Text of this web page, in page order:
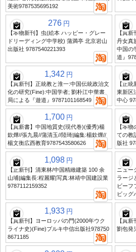
美術9787535695192
276 円
【本物新刊】虫(絵本 ハッピー・グレー
ドリーディング中学校) 蒲満亭 北京岩山
出版社 9787540221393
【真
丹女真
中国の
道』
1,342 円
【真新刊】正統教と淮一:中国伝統政治文
化の研究(Fine):中国学者; 劉朴江中華書
局による『遊道』9787101168549
【正
東新区
中心
1,700 円
【真新書】中国地質史(現代巻)(優秀)楊
欽燁//張九晨//蒲清玉//陸琦|編集:楊欽燁//
楊文衡広西教育9787543580626
【本
ての教
版社
1,098 円
【正新刊】清東林/中国精緻建築 100 余
山埔|編集長:程麗耀|写真:林靖中国建設業
9787112159352
ニュー
ラージ
ビーフ
ビッグ
1,933 円
【真新刊】ヨーロッパの門(2000年ウク
ライナ史)(Fine)プルキ中信出版社978750
8671185
【真
劉包発